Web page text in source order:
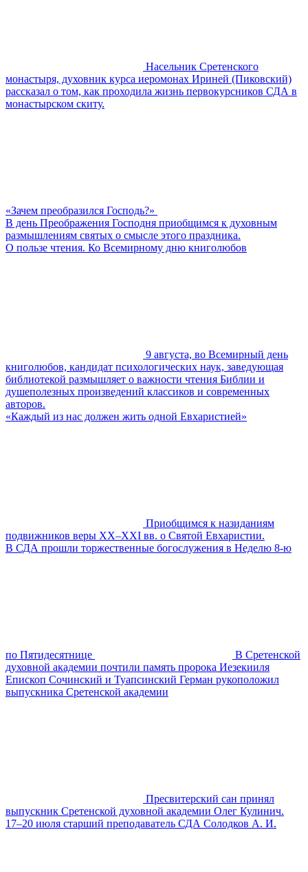
Насельник Сретенского
монастыря, духовник курса иеромонах Ириней (Пиковский)
рассказал о том, как проходила жизнь первокурсников СДА в
монастырском скиту.
«Зачем преобразился Господь?»
В день Преображения Господня приобщимся к духовным
размышлениям святых о смысле этого праздника.
О пользе чтения. Ко Всемирному дню книголюбов
9 августа, во Всемирный день
книголюбов, кандидат психологических наук, заведующая
библиотекой размышляет о важности чтения Библии и
душеполезных произведений классиков и современных
авторов.
«Каждый из нас должен жить одной Евхаристией»
Приобщимся к назиданиям
подвижников веры XX–XXI вв. о Святой Евхаристии.
В СДА прошли торжественные богослужения в Неделю 8-ю
по Пятидесятнице
В Сретенской
духовной академии почтили память пророка Иезекииля
Епископ Сочинский и Туапсинский Герман рукоположил
выпускника Сретенской академии
Пресвитерский сан принял
выпускник Сретенской духовной академии Олег Кулинич.
17–20 июля старший преподаватель СДА Солодков А. И.